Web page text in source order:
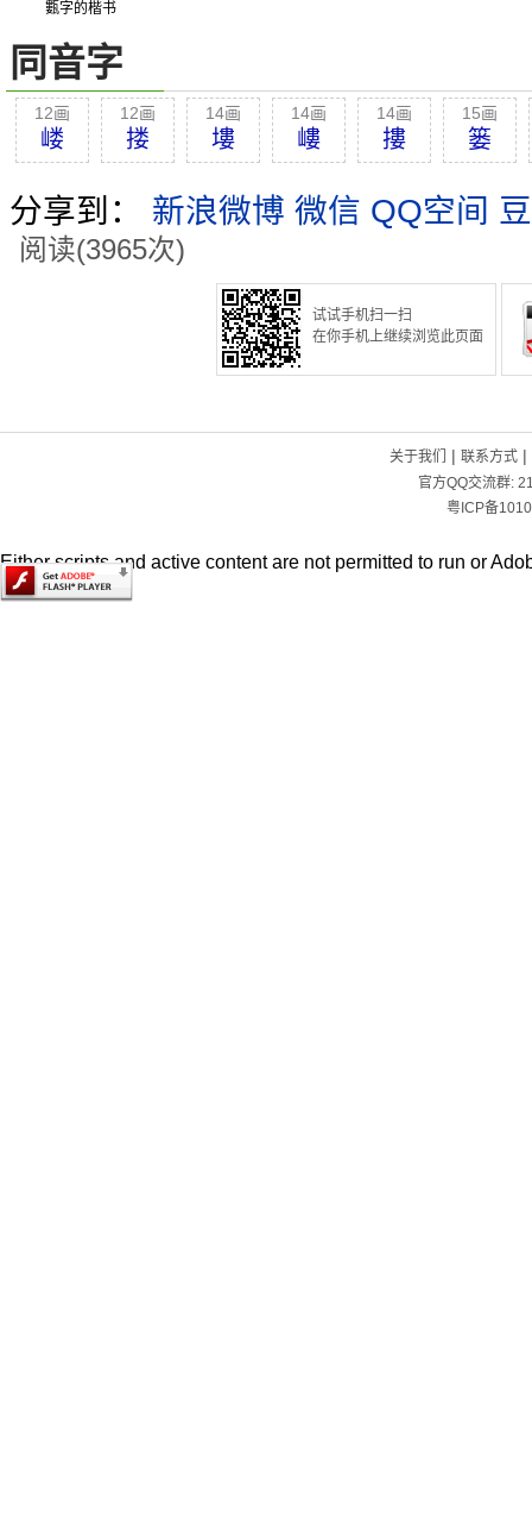
甊字的楷书
同音字
12画
嵝
12画
搂
14画
塿
14画
嶁
14画
摟
15画
篓
分享到： 新浪微博 微信 QQ空间
阅读(3965次)
试试手机扫一扫
在你手机上继续浏览此页面
关于我们 | 联系方式|
官方QQ交流群:
粤ICP备
Either scripts and active content are not permitted to run or